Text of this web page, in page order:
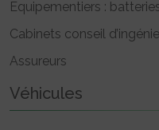
Equipementiers :
Cabinets conseil
Assureurs
Véhicules